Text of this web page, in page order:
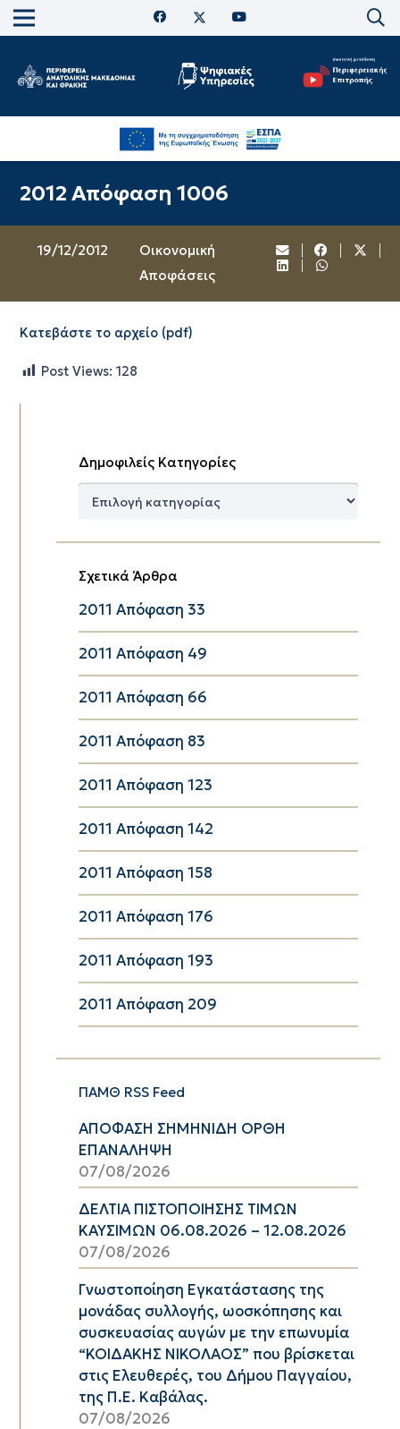
2012 Απόφαση 1006
19/12/2012
Oικονομική
Αποφάσεις
Κατεβάστε το αρχείο (pdf)
Post Views: 128
Δημοφιλείς Κατηγορίες
Δημοφιλείς
Σχετικά Άρθρα
2011 Απόφαση 33
2011 Απόφαση 49
2011 Απόφαση 66
2011 Απόφαση 83
2011 Απόφαση 123
2011 Απόφαση 142
2011 Απόφαση 158
2011 Απόφαση 176
2011 Απόφαση 193
2011 Απόφαση 209
ΠΑΜΘ RSS Feed
ΑΠΟΦΑΣΗ ΣΗΜΗΝΙΔΗ ΟΡΘΗ
ΕΠΑΝΑΛΗΨΗ
07/08/2026
ΔΕΛΤΙΑ ΠΙΣΤΟΠΟΙΗΣΗΣ ΤΙΜΩΝ
ΚΑΥΣΙΜΩΝ 06.08.2026 – 12.08.2026
07/08/2026
Γνωστοποίηση Εγκατάστασης της
μονάδας συλλογής, ωοσκόπησης και
συσκευασίας αυγών με την επωνυμία
“ΚΟΙΔΑΚΗΣ ΝΙΚΟΛΑΟΣ” που βρίσκεται
στις Ελευθερές, του Δήμου Παγγαίου,
της Π.Ε. Καβάλας.
07/08/2026